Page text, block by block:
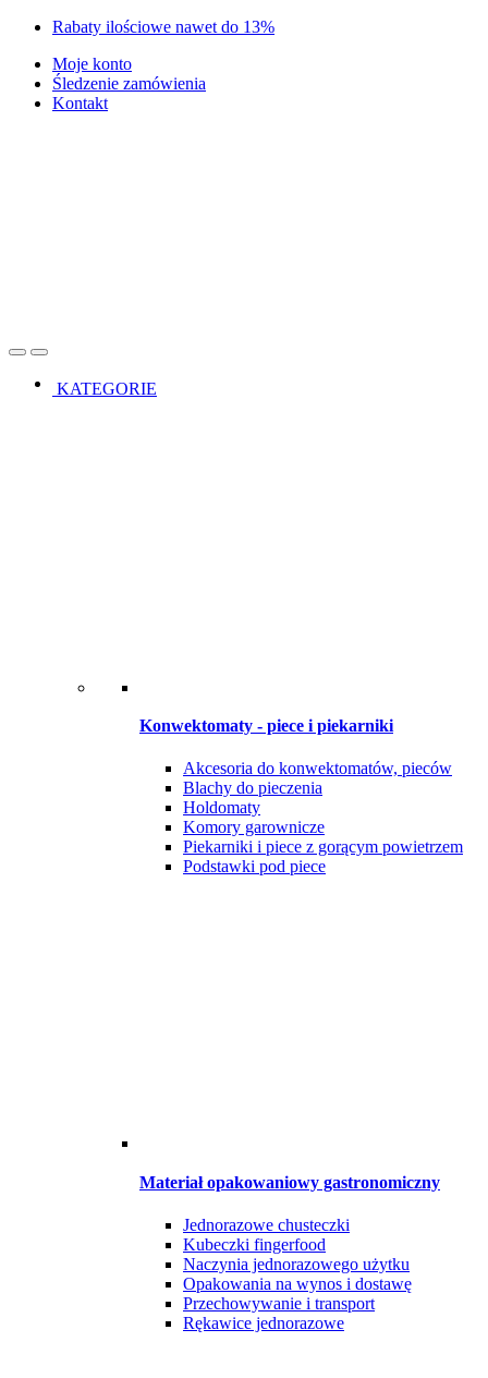
Skip
navigation
Skip
content
Rabaty ilościowe nawet do 13%
Moje konto
Śledzenie zamówienia
Kontakt
OpenClose
KATEGORIE
Konwektomaty - piece i piekarniki
Akcesoria do konwektomatów, pieców
Blachy do pieczenia
Holdomaty
Komory garownicze
Piekarniki i piece z gorącym powietrzem
Podstawki pod piece
Materiał opakowaniowy gastronomiczny
Jednorazowe chusteczki
Kubeczki fingerfood
Naczynia jednorazowego użytku
Opakowania na wynos i dostawę
Przechowywanie i transport
Rękawice jednorazowe